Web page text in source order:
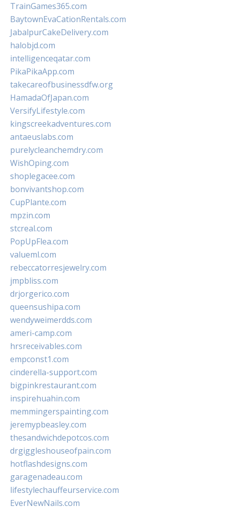
TrainGames365.com
BaytownEvaCationRentals.com
JabalpurCakeDelivery.com
halobjd.com
intelligenceqatar.com
PikaPikaApp.com
takecareofbusinessdfw.org
HamadaOfJapan.com
VersifyLifestyle.com
kingscreekadventures.com
antaeuslabs.com
purelycleanchemdry.com
WishOping.com
shoplegacee.com
bonvivantshop.com
CupPlante.com
mpzin.com
stcreal.com
PopUpFlea.com
valueml.com
rebeccatorresjewelry.com
jmpbliss.com
drjorgerico.com
queensushipa.com
wendyweimerdds.com
ameri-camp.com
hrsreceivables.com
empconst1.com
cinderella-support.com
bigpinkrestaurant.com
inspirehuahin.com
memmingerspainting.com
jeremypbeasley.com
thesandwichdepotcos.com
drgiggleshouseofpain.com
hotflashdesigns.com
garagenadeau.com
lifestylechauffeurservice.com
EverNewNails.com